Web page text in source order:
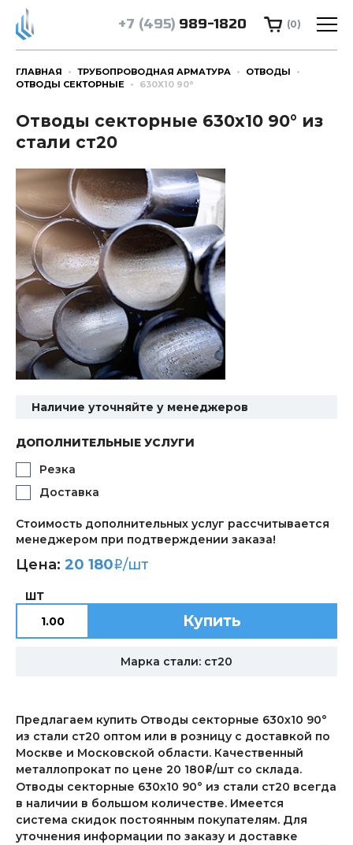
+7 (495) 989-1820 (0)
ГЛАВНАЯ ТРУБОПРОВОДНАЯ АРМАТУРА
ОТВОДЫ
ОТВОДЫ СЕКТОРНЫЕ
630Х10 90°
Отводы секторные 630х10 90° из
стали ст20
Наличие уточняйте у менеджеров
ДОПОЛНИТЕЛЬНЫЕ УСЛУГИ
Резка
Доставка
Стоимость дополнительных услуг рассчитывается
менеджером при подтверждении заказа!
Цена: 20 180i/шт
ШТ
Купить
Марка стали: ст20
Предлагаем купить Отводы секторные 630х10 90°
из стали ст20 оптом или в розницу с доставкой по
Москве и Московской области. Качественный
металлопрокат по цене 20 180i/шт со склада.
Отводы секторные 630х10 90° из стали ст20 всегда
в наличии в большом количестве. Имеется
система скидок постоянным покупателям. Для
уточнения информации по заказу и доставке